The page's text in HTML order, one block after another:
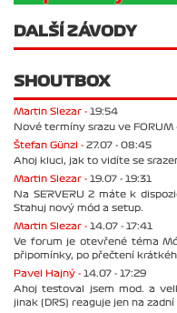
DALŠÍ ZÁVODY
SHOUTBOX
Martin Slezar - 19:54
Nové termíny srazu ve
Štefan Günzl - 27.07 - 08:45
Ahoj kluci, jak to vidíte se
Martin Slezar - 19.07 - 19:31
Na SERVERU 2 máte k
Stahuj nový mód a setup.
Martin Slezar - 14.07 - 17:41
Ve forum je otevřené téma
připomínky, po přečtení
Pavel Hajný - 14.07 - 17:29
Ahoj testoval jsem mod. a
jinak (DRS) reaguje jen na